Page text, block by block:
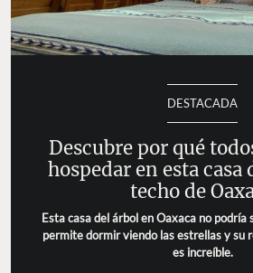
DESTACADA
Descubre por qué
hospedar en esta casa
techo de
Esta casa del árbol en Oaxaca no podría
permite dormir viendo las estrellas y su
es increíble.